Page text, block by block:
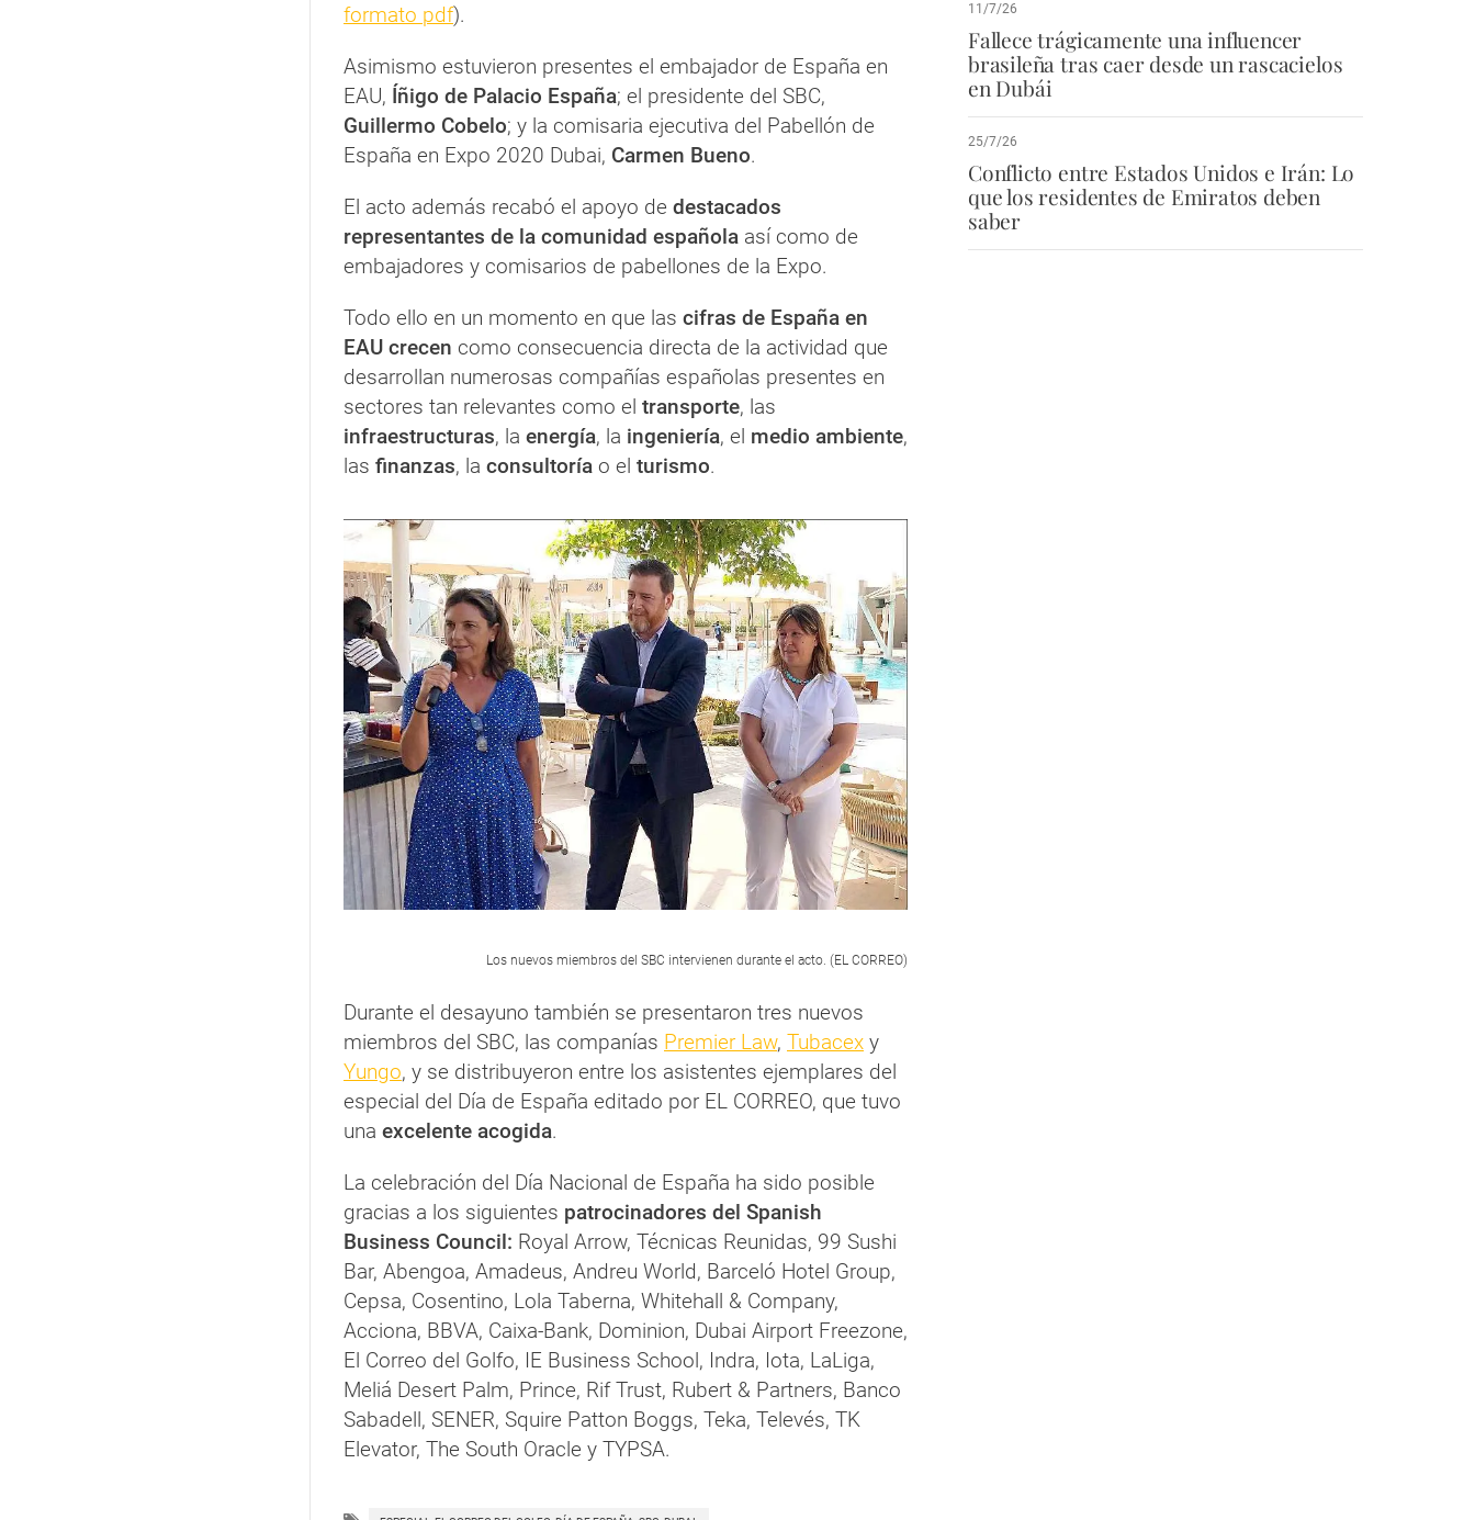
formato pdf).
Asimismo estuvieron presentes el embajador de España en
EAU, Íñigo de Palacio España; el presidente del SBC,
Guillermo Cobelo; y la comisaria ejecutiva del Pabellón de
España en Expo 2020 Dubai, Carmen Bueno.
El acto además recabó el apoyo de destacados
representantes de la comunidad española así como de
embajadores y comisarios de pabellones de la Expo.
Todo ello en un momento en que las cifras de España en
EAU crecen como consecuencia directa de la actividad que
desarrollan numerosas compañías españolas presentes en
sectores tan relevantes como el transporte, las
infraestructuras, la energía, la ingeniería, el medio ambiente,
las finanzas, la consultoría o el turismo.
Los nuevos miembros del SBC intervienen durante el acto. (EL CORREO)
Durante el desayuno también se presentaron tres nuevos
miembros del SBC, las companías Premier Law, Tubacex y
Yungo, y se distribuyeron entre los asistentes ejemplares del
especial del Día de España editado por EL CORREO, que tuvo
una excelente acogida.
La celebración del Día Nacional de España ha sido posible
gracias a los siguientes patrocinadores del Spanish
Business Council: Royal Arrow, Técnicas Reunidas, 99 Sushi
Bar, Abengoa, Amadeus, Andreu World, Barceló Hotel Group,
Cepsa, Cosentino, Lola Taberna, Whitehall & Company,
Acciona, BBVA, Caixa-Bank, Dominion, Dubai Airport Freezone,
El Correo del Golfo, IE Business School, Indra, Iota, LaLiga,
Meliá Desert Palm, Prince, Rif Trust, Rubert & Partners, Banco
Sabadell, SENER, Squire Patton Boggs, Teka, Televés, TK
Elevator, The South Oracle y TYPSA.
11/7/26
Fallece trágicamente una influencer
brasileña tras caer desde un rascacielos
en Dubái
25/7/26
Conflicto entre Estados Unidos e Irán: Lo
que los residentes de Emiratos deben
saber